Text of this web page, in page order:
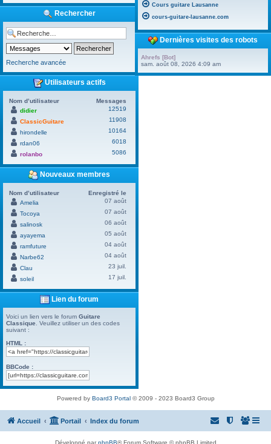
Rechercher
Recherche avancée
Utilisateurs actifs
Nom d’utilisateur
Messages
didier
12519
ClassicGuitare
11908
hirondelle
10164
rdan06
6018
rolanbo
5086
Nouveaux membres
Nom d’utilisateur
Enregistré le
Amelia
07 août
Tocoya
07 août
salinosk
06 août
ayayema
05 août
ramfuture
04 août
Narbe62
04 août
Clau
23 juil.
soleil
17 juil.
Lien du forum
Voici un lien vers le forum Guitare
Classique . Veuillez utiliser un des codes
suivant :
HTML :
BBCode :
Cours guitare Lausanne
cours-guitare-lausanne.com
Dernières visites des robots
Ahrefs [Bot]
sam. août 08, 2026 4:09 am
Powered by Board3 Portal© 2009 - 2023 Board3 Group
Accueil Portail Index du forum
Développé parphpBB® Forum Software © phpBB Limited